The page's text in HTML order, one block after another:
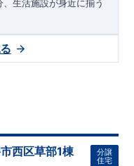
生活施設が身近に揃う
西区草部1棟
分譲
住宅